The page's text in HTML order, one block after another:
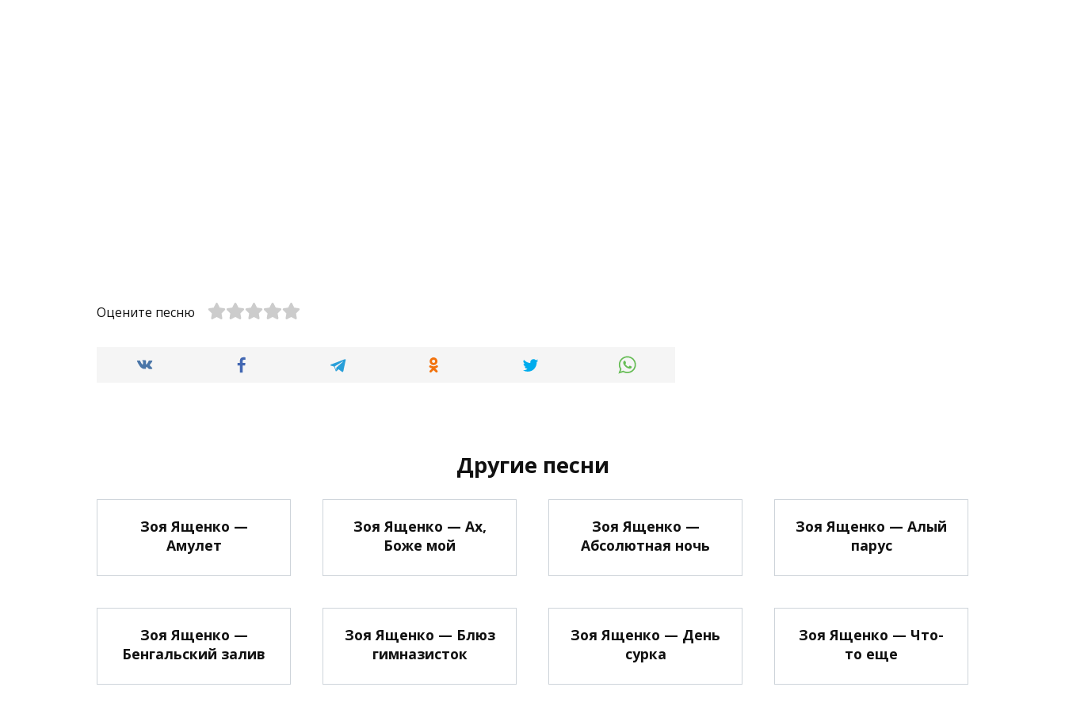
Оцените песню
Другие песни
Зоя Ященко —
Амулет
Зоя Ященко — Ах,
Боже мой
Зоя Ященко —
Абсолютная ночь
Зоя Ященко — Алый
парус
Зоя Ященко —
Бенгальский залив
Зоя Ященко — Блюз
гимназисток
Зоя Ященко — День
сурка
Зоя Ященко — Что-
то еще